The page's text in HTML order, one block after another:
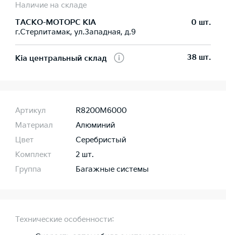
Наличие на складе
ТАСКО-МОТОРС KIA
г.Стерлитамак, ул.Западная, д.9
0 шт.
Kia центральный склад 38 шт.
Артикул
R8200M6000
Материал
Алюминий
Цвет
Серебристый
Комплект
2 шт.
Группа
Багажные системы
Технические особенности: